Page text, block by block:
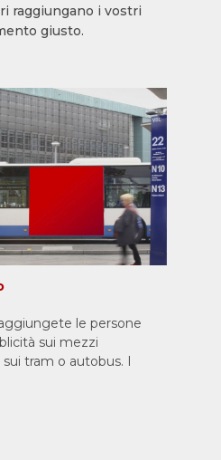
raggiungano i vostri
giusto.
le persone
sui mezzi
tram o autobus. I